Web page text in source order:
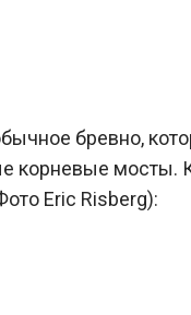
бревно,
мосты.
Eric Risberg):